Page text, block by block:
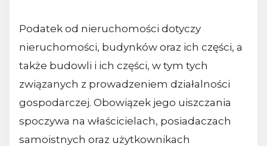
Podatek od nieruchomości dotyczy
nieruchomości, budynków oraz ich części, a
także budowli i ich części, w tym tych
związanych z prowadzeniem działalności
gospodarczej. Obowiązek jego uiszczania
spoczywa na właścicielach, posiadaczach
samoistnych oraz użytkownikach